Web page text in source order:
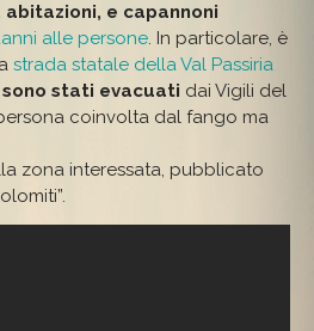
e capannoni
alle persone. In particolare, è
strada statale della Val Passiria
stati evacuati dai Vigili del
coinvolta dal fango ma
zona interessata, pubblicato